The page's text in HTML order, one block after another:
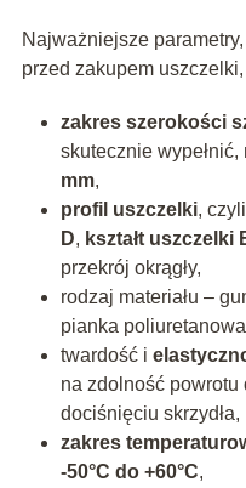
Najważniejsze
przed zakupem uszczelki,
zakres szerokości
skutecznie wypełnić,
mm,
profil uszczelki,
D, kształt uszczelki
przekrój okrągły,
rodzaj materiału –
pianka
twardość i
na zdolność powrotu
dociśnięciu skrzydła,
zakres
-50°C do +60°C,